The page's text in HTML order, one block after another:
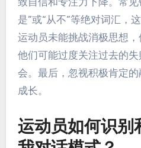
运动员在自我
错误是什么？
运动员常常通过消极自我对
是”或“从不”等绝对词汇，
运动员未能挑战消极思想，